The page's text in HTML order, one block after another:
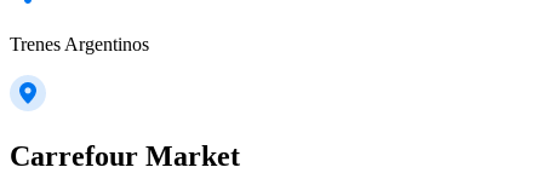
Trenes Argentinos
Carrefour Market